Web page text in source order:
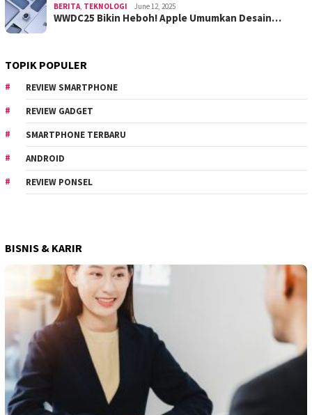
BERITA TEKNOLOGI June 12, 2025
WWDC25 Bikin Heboh! Apple Umumkan Desain…
TOPIK POPULER
REVIEW SMARTPHONE
REVIEW GADGET
SMARTPHONE TERBARU
ANDROID
REVIEW PONSEL
BISNIS & KARIR